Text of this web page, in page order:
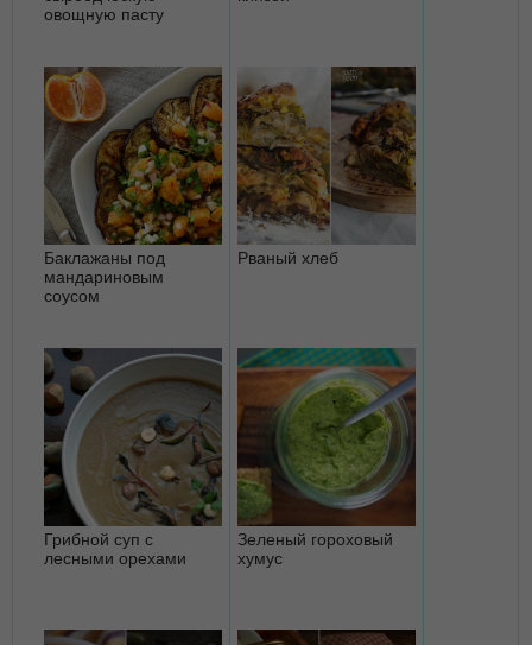
овощную пасту
Баклажаны под
мандариновым
соусом
Рваный хлеб
Грибной суп с
лесными орехами
Зеленый гороховый
хумус